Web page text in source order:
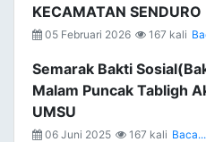
KECAMATAN SENDURO
05 Februari 2026 167 kali
Semarak Bakti
Malam Puncak Tabligh
UMSU
06 Juni 2025 167 kali Baca...